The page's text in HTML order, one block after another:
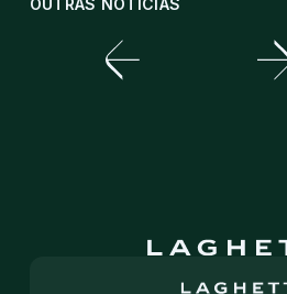
OUTRAS NOTÍCIAS